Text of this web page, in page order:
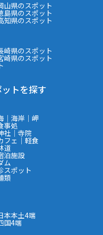
山県のスポット
島県のスポット
知県のスポット
崎県のスポット
崎県のスポット
トを探す
｜海岸｜岬
事処
社｜寺院
フェ｜軽食
道
泊施設
ム
スポット
類
本本土4端
国4端